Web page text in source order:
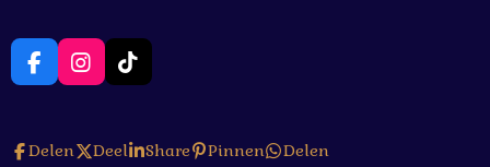
F
a
b
I
n
a
T
i
o
Delen Deel Share Pinnen Delen